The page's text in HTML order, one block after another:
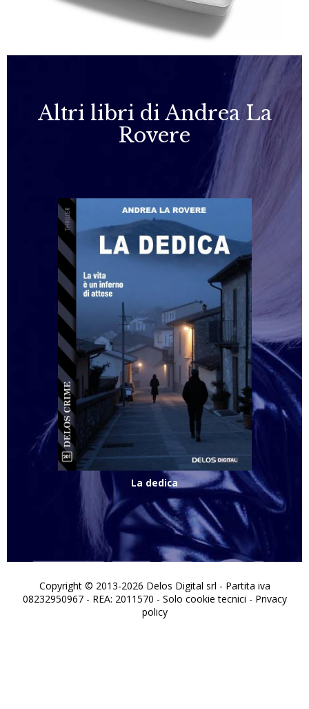
Altri libri di Andrea La
Rovere
La dedica
Copyright © 2013-2026 Delos Digital srl - Partita iva
08232950967 - REA: 2011570 - Solo cookie tecnici - Privacy
policy